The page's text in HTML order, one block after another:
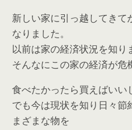
新しい家に引っ越してき
なりました。
以前は家の経済状況を知り
そんなにこの家の経済が危
食べたかったら買えばいい
でも今は現状を知り日々節
まざまな物を